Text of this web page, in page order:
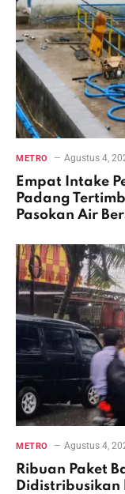
METRO Agustus 4,
Empat Intake
Padang
Pasokan Air
METRO Agustus 4,
Ribuan Paket
Didistribusikan